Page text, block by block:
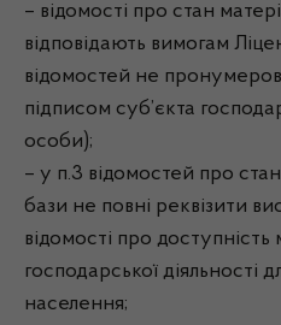
– відомості про стан
відповідають вимогам
відомостей не
підписом суб’єкта
особи);
– у п.3 відомостей про
бази не повні реквізити
відомості про
господарської діяльності
населення;